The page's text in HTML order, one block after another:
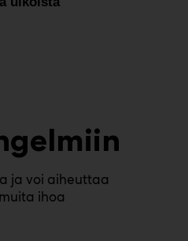
ja voi aiheuttaa
ihoa